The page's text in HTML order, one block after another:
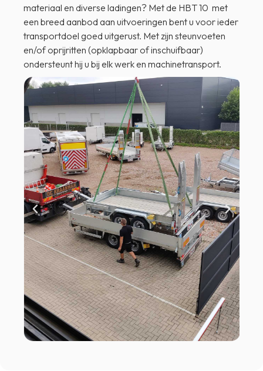
materiaal en diverse ladingen? Met de HBT 10 met
een breed aanbod aan uitvoeringen bent u voor ieder
transportdoel goed uitgerust. Met zijn steunvoeten
en/of oprijritten (opklapbaar of inschuifbaar)
ondersteunt hij u bij elk werk en machinetransport.